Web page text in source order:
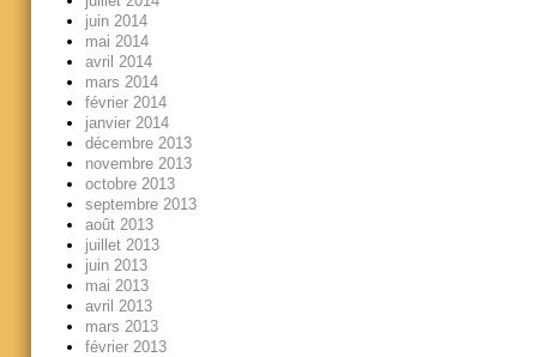
juin 2014
mai 2014
avril 2014
mars 2014
février 2014
janvier 2014
décembre 2013
novembre 2013
octobre 2013
septembre 2013
août 2013
juillet 2013
juin 2013
mai 2013
avril 2013
mars 2013
février 2013